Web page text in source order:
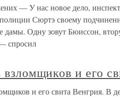
— У нас новое дело,
Сюртэ своему
дамы. Одну зовут Бюиссон,
спросил
и его
и его свита Венгрия. В